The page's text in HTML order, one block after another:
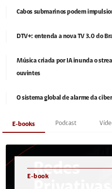
Cabos submarinos podem
DTV+: entenda a nova TV 3.0 do
Música criada por IA inunda o
ouvintes
O sistema global de alarme da
E-books Podcast
E-book